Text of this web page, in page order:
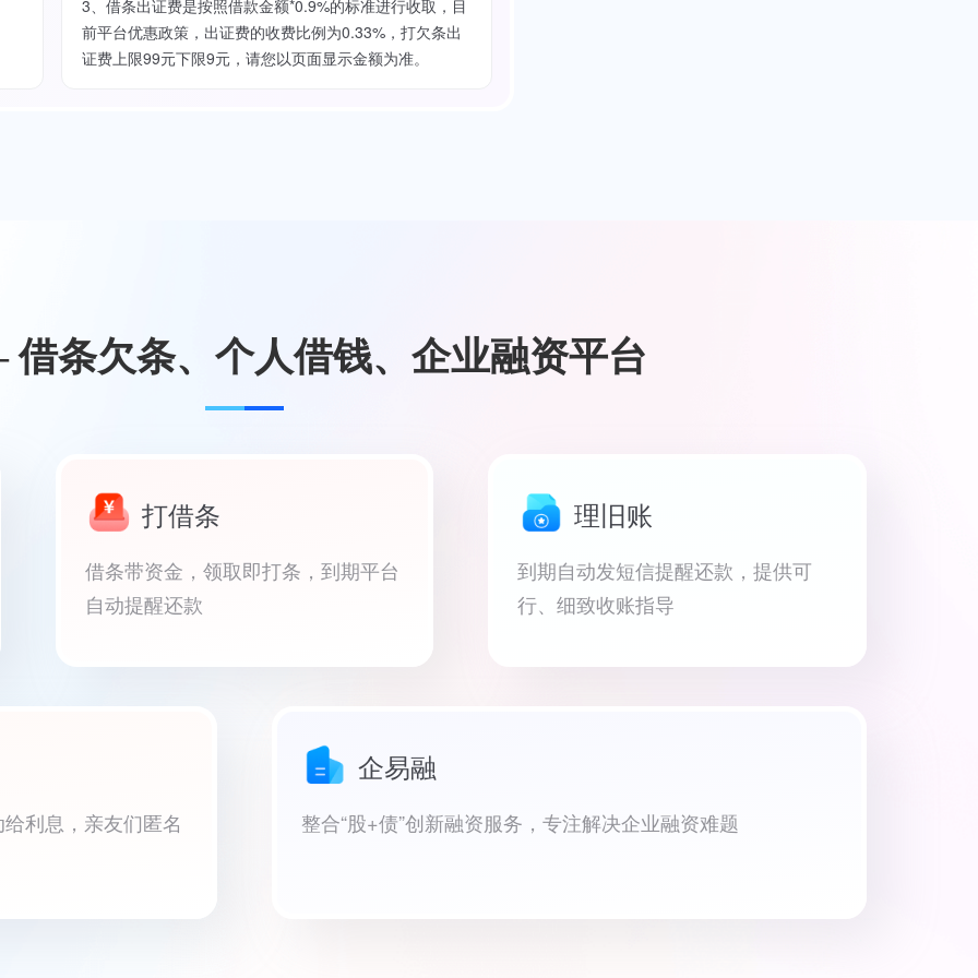
3、借条出证费是按照借款金额*0.9%的标准进行收取，目
前平台优惠政策，出证费的收费比例为0.33%，打欠条出
证费上限99元下限9元，请您以页面显示金额为准。
条欠条、个人借钱、企业融资平台
打借条
借条带资金，领取即打条，到期平台
自动提醒还款
理旧账
到期自动发短信提醒还款，提供可
行、细致收账指导
利息，亲友们匿名
企易融
整合“股+债”创新融资服务，专注解决企业融资难题